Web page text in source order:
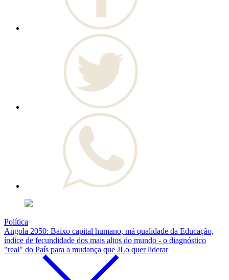
Política
Angola 2050: Baixo capital humano, má qualidade da Educação,
índice de fecundidade dos mais altos do mundo - o diagnóstico
"real" do País para a mudança que JLo quer liderar